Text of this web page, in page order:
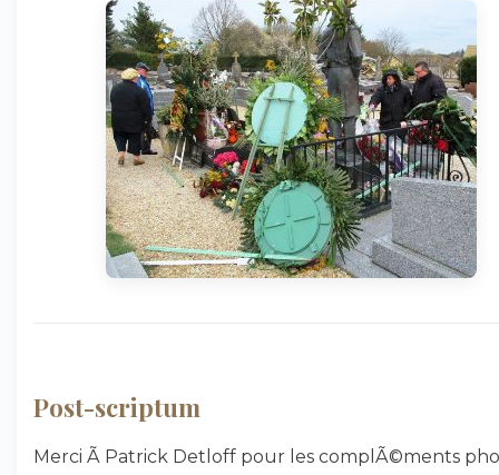
Post-scriptum
Merci Ã Patrick Detloff pour les complÃ©ments